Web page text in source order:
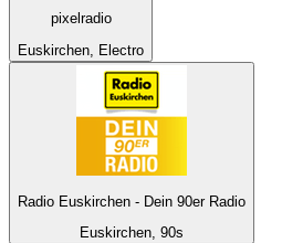
pixelradio
Euskirchen, Electro
Radio Euskirchen - Dein 90er Radio
Euskirchen, 90s